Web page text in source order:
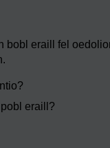
bobl eraill fel
eraill?